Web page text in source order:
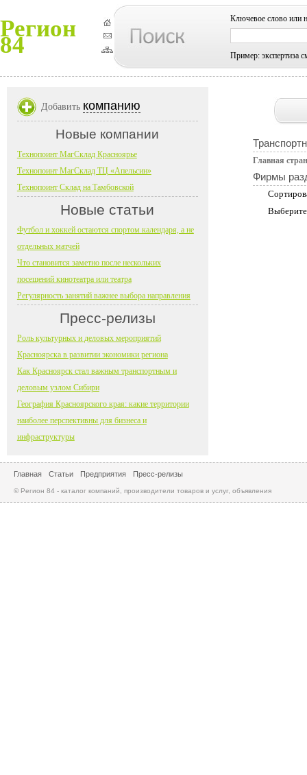
Регион
84
Ключевое слово или
Пример: экспертиза
Главная
Фирмы
Добавить компанию
Новые компании
Технопоинт МагСклад Красноярье
Технопоинт МагСклад ТЦ «Апельсин»
Технопоинт Склад на Тамбовской
Новые статьи
Футбол и хоккей остаются спортом календаря, а не
отдельных матчей
Что становится заметно после нескольких
посещений кинотеатра или театра
Регулярность занятий важнее выбора направления
Пресс-релизы
Роль культурных и деловых мероприятий
Красноярска в развитии экономики региона
Как Красноярск стал важным транспортным и
деловым узлом Сибири
География Красноярского края: какие территории
наиболее перспективны для бизнеса и
инфраструктуры
Главная Статьи Предприятия Пресс-релизы
© Регион 84 - каталог компаний, производители товаров и услуг, объявления